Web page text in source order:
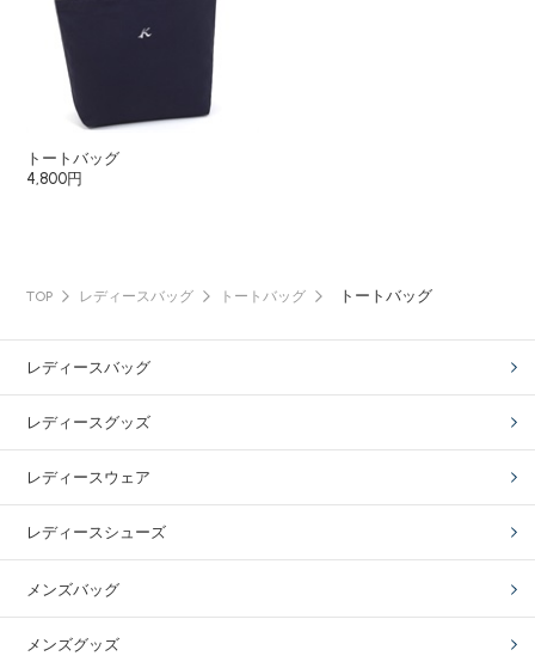
トートバッグ
4,800円
TOP レディースバッグ トートバッグ トートバッグ
レディースバッグ
レディースグッズ
レディースウェア
レディースシューズ
メンズバッグ
メンズグッズ